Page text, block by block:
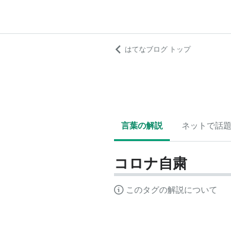
はてなブログ トップ
言葉の解説 ネットで話題
コロナ自粛
このタグの解説について